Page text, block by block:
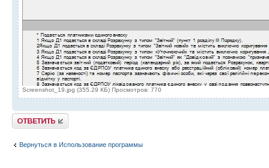
Screenshot_19.jpg (355.29 КБ) Просмотров: 770
Ответить
Вернуться в Использование программы